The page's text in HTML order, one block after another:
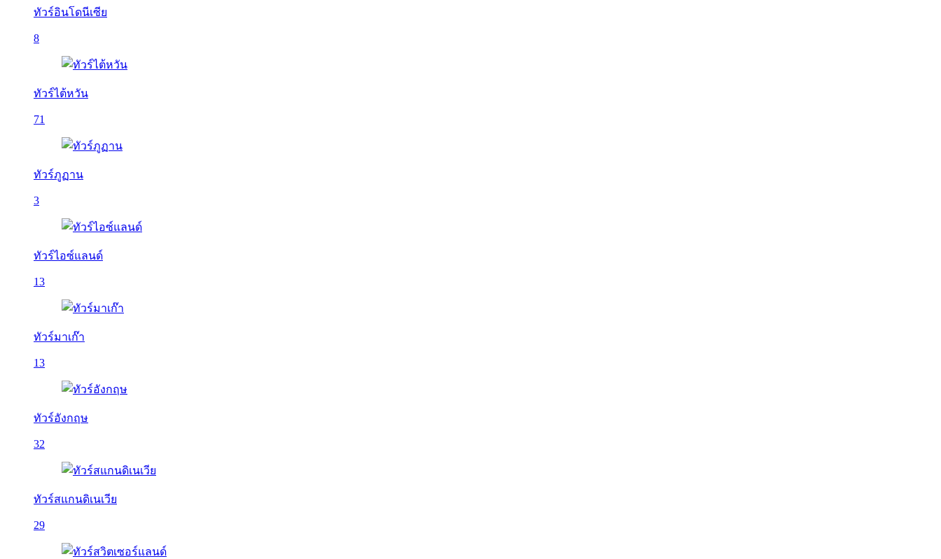
ทัวร์อินโดนีเซีย
8
ทัวร์ไต้หวัน
71
ทัวร์ภูฏาน
3
ทัวร์ไอซ์แลนด์
13
ทัวร์มาเก๊า
13
ทัวร์อังกฤษ
32
ทัวร์สแกนดิเนเวีย
29